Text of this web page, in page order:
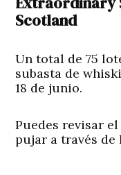
Scotland
Un total de 75
subasta de
18 de junio.
Puedes revisar
pujar a través